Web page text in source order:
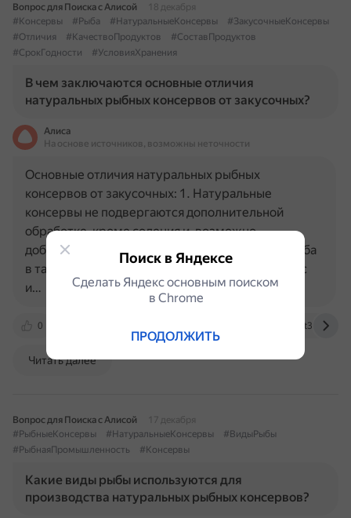
Вопрос для Поиска с Алисой
18 декабря
#Консервы
#Рыба #НатуральныеКонсервы
#ЗакусочныеКонсервы
#Отличия
#КачествоПродуктов
#СоставПродуктов
#СрокГодности
#УсловияХранения
В чем заключаются основные отличия
натуральных рыбных консервов от закусочных?
Алиса
На основе источников, возможны неточности
0 www.proviant33.ru
Основные отличия натуральных рыбных
консервов от закусочных: 1. Натуральные
консервы не подвергаются дополнительной
обработке, кроме соления и, возможно,
добавления небольшого количества специй. Рыба
в таких консервах сохраняет естественный вкус
и…
Читать далее
Вопрос для Поиска с Алисой
17 декабря
#РыбныеКонсервы
#НатуральныеКонсервы
#ВидыРыбы
#РыбнаяПромышленность
#Консервы
Какие виды рыбы используются для
производства натуральных рыбных консервов?
Поиск в Яндексе
Сделать Яндекс основным поиском
в Сhrome
ПРОДОЛЖИТЬ